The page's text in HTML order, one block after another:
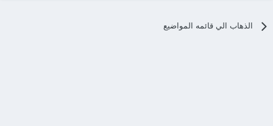
الذهاب الي قائمه المواضيع